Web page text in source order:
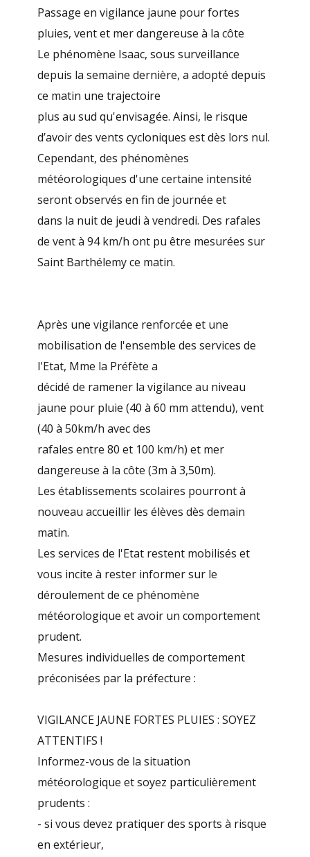
Passage en vigilance jaune pour fortes
pluies, vent et mer dangereuse à la côte
Le phénomène Isaac, sous surveillance
depuis la semaine dernière, a adopté depuis
ce matin une trajectoire
plus au sud qu'envisagée. Ainsi, le risque
d’avoir des vents cycloniques est dès lors nul.
Cependant, des phénomènes
météorologiques d'une certaine intensité
seront observés en fin de journée et
dans la nuit de jeudi à vendredi. Des rafales
de vent à 94 km/h ont pu être mesurées sur
Saint Barthélemy ce matin.
Après une vigilance renforcée et une
mobilisation de l'ensemble des services de
l'Etat, Mme la Préfète a
décidé de ramener la vigilance au niveau
jaune pour pluie (40 à 60 mm attendu), vent
(40 à 50km/h avec des
rafales entre 80 et 100 km/h) et mer
dangereuse à la côte (3m à 3,50m).
Les établissements scolaires pourront à
nouveau accueillir les élèves dès demain
matin.
Les services de l'Etat restent mobilisés et
vous incite à rester informer sur le
déroulement de ce phénomène
météorologique et avoir un comportement
prudent.
Mesures individuelles de comportement
préconisées par la préfecture :
VIGILANCE JAUNE FORTES PLUIES : SOYEZ
ATTENTIFS !
Informez-vous de la situation
météorologique et soyez particulièrement
prudents :
- si vous devez pratiquer des sports à risque
en extérieur,